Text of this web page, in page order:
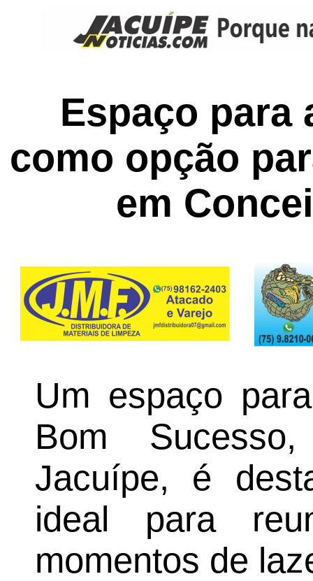
Espaço para
como opção
em
Um espaço
Bom
Jacuípe, é
ideal para
momentos de